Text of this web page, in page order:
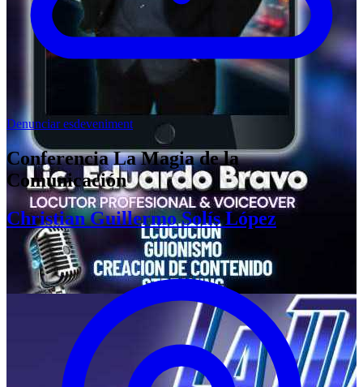
Denunciar esdeveniment
Conferencia La Magia de la
Comunicación
Christian Guillermo Solís López